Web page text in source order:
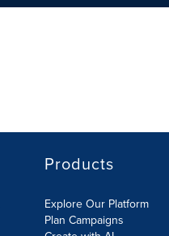
Products
Explore Our Platform
Plan Campaigns